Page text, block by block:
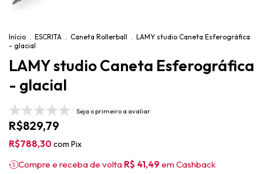
Início . ESCRITA . Caneta Rollerball . LAMY studio Caneta Esferográfica
- glacial
LAMY studio Caneta Esferográfica
- glacial
Seja o primeiro a avaliar
R$829,79
R$788,30com Pix
Compre e receba de volta R$ 41,49 em Cashback